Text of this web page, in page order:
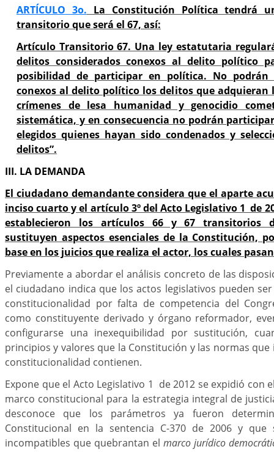
ARTÍCULO 3o. La Constitución Política tendrá
transitorio que será el 67, así:
Artículo Transitorio 67. Una ley estatutaria
delitos considerados conexos al delito político
posibilidad de participar en política. No podrán
conexos al delito político los delitos que adquieran
crímenes de lesa humanidad y genocidio
sistemática, y en consecuencia no podrán
elegidos quienes hayan sido condenados y
delitos”.
III. LA DEMANDA
El ciudadano demandante considera que el aparte
inciso cuarto y el artículo 3º del Acto Legislativo 1 de
establecieron los artículos 66 y 67 transitorios
sustituyen aspectos esenciales de la Constitución,
base en los juicios que realiza el actor, los cuales
Previamente a abordar el análisis concreto de las
el ciudadano indica que los actos legislativos pueden
constitucionalidad por falta de competencia del
como constituyente derivado y órgano reformador,
configurarse una inexequibilidad por sustitución,
principios y valores que la Constitución y las normas
constitucionalidad contienen.
Expone que el Acto Legislativo 1 de 2012 se expidió con
marco constitucional para la estrategia integral de
desconoce que los parámetros ya fueron
Constitucional en la sentencia C-370 de 2006 y
incompatibles que quebrantan el marco jurídico